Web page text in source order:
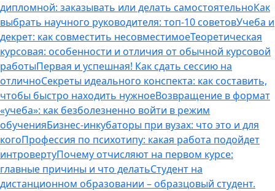
дипломной: заказывать или делать самостоятельноКак
выбрать научного руководителя: топ-10 советовУчеба и
декрет: как совместить несовместимоеТеоретическая
курсовая: особенности и отличия от обычной курсовой
работыПервая и успешная! Как сдать сессию на
отличноСекреты идеального конспекта: как составить,
чтобы быстро находить нужноеВозвращение в формат
«учеба»: как безболезненно войти в режим
обученияБизнес-инкубаторы при вузах: что это и для
когоПрофессия по психотипу: какая работа подойдет
интровертуПочему отчисляют на первом курсе:
главные причины и что делатьСтудент на
дистанционном образовании – образцовый студент.